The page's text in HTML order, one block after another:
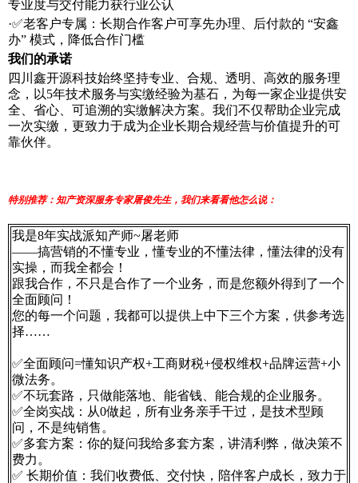
专业度与交付能力获行业公认
·✅老客户专属：长期合作客户可享先办理、后付款的 “安鑫
办” 模式，降低合作门槛
我们的承诺
四川鑫开源科技始终坚持专业、合规、透明、高效的服务理
念，以5年技术服务与实缴经验为基石，为每一家企业提供安
全、省心、可追溯的实缴解决方案。我们不仅帮助企业完成
一次实缴，更致力于成为企业长期合规经营与价值提升的可
靠伙伴。
特别推荐：知产资深服务专家屠俊先生，我们来看看他怎么说：
我是8年实战派知产师~屠老师
——搞营销的不懂专业，懂专业的不懂法律，懂法律的没有
实操，而我全都会！
跟我合作，不只是合作了一个业务，而是您额外得到了一个
全面顾问！
您的每一个问题，我都可以提供上中下三个方案，供参考选
择……
✅全面顾问=懂知识产权+工商财税+侵权维权+品牌运营+小
微法务。
✅不玩套路，只做能落地、能省钱、能合规的企业服务。
✅全岗实战：从0做起，所有业务亲手干过，是技术型顾
问，不是纯销售。
✅多套方案：你的疑问我给多套方案，讲清利弊，做决策不
费力。
✅ 长期价值：我们收费低、交付快，陪伴客户成长，致力于